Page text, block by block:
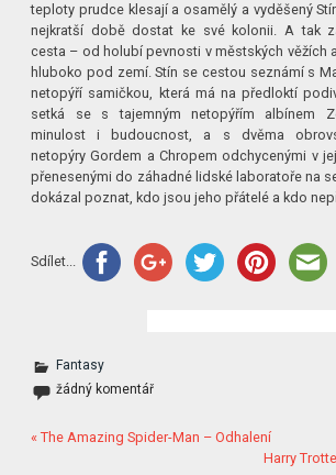
teploty prudce klesají a osamělý a vyděšený
nejkratší době dostat ke své kolonii. A tak
cesta – od holubí pevnosti v městských věžích
hluboko pod zemí. Stín se cestou seznámí s
netopýří samičkou, která má na předloktí
setká se s tajemným netopýřím albínem
minulost i budoucnost, a s dvěma
netopýry Gordem a Chropem odchycenými v
přenesenými do záhadné lidské laboratoře na
dokázal poznat, kdo jsou jeho přátelé a kdo
Sdílet...
Fantasy
žádný komentář
« The Amazing Spider-Man – Odhalení
Harry